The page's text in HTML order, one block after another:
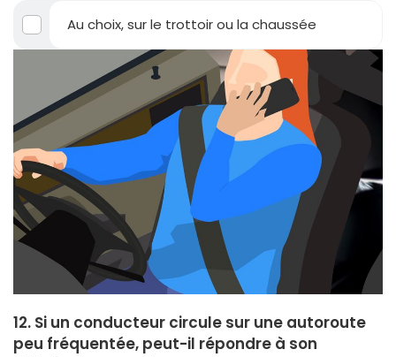
Au choix, sur le trottoir ou la chaussée
12. Si un conducteur circule sur une autoroute
peu fréquentée, peut-il répondre à son